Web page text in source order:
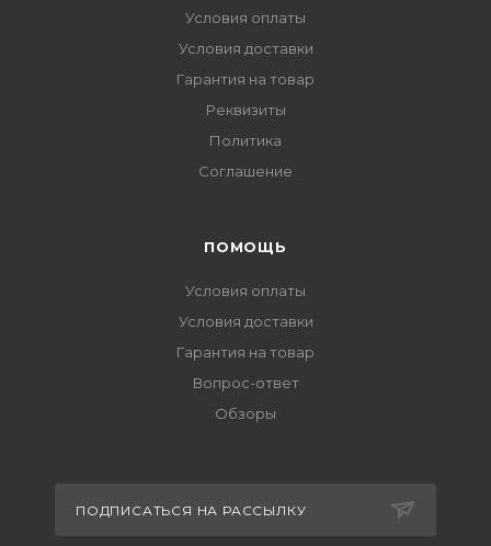
Условия оплаты
Условия доставки
Гарантия на товар
Реквизиты
Политика
Соглашение
ПОМОЩЬ
Условия оплаты
Условия доставки
Гарантия на товар
Вопрос-ответ
Обзоры
ПОДПИСАТЬСЯ НА РАССЫЛКУ